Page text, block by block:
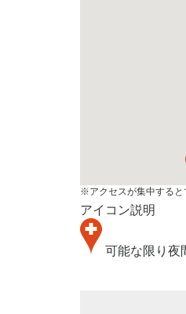
※アクセスが集中すると
アイコン説明
可能な限り